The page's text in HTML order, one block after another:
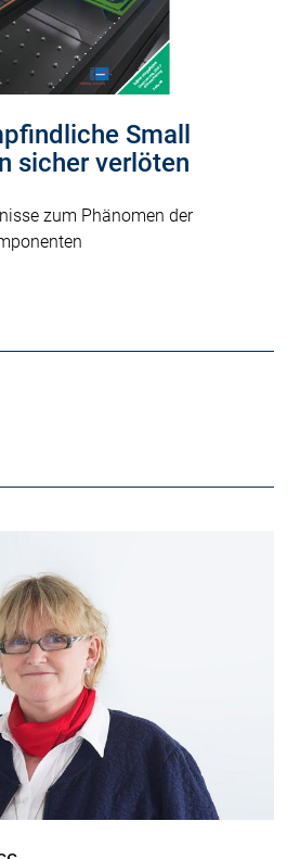
Small
sicher verlöten
zum Phänomen der